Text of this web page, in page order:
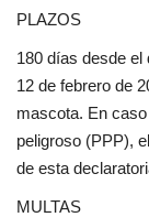
PLAZOS
180 días desde el
12 de febrero de
mascota. En
peligroso (PPP),
de esta
MULTAS